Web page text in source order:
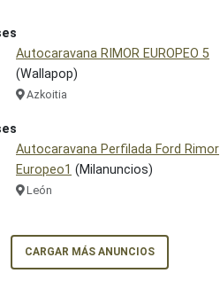
Autocaravana RIMOR EUROPEO 5
(Wallapop)
Azkoitia
Autocaravana Perfilada Ford Rimor
Europeo1 (Milanuncios)
León
CARGAR MÁS ANUNCIOS